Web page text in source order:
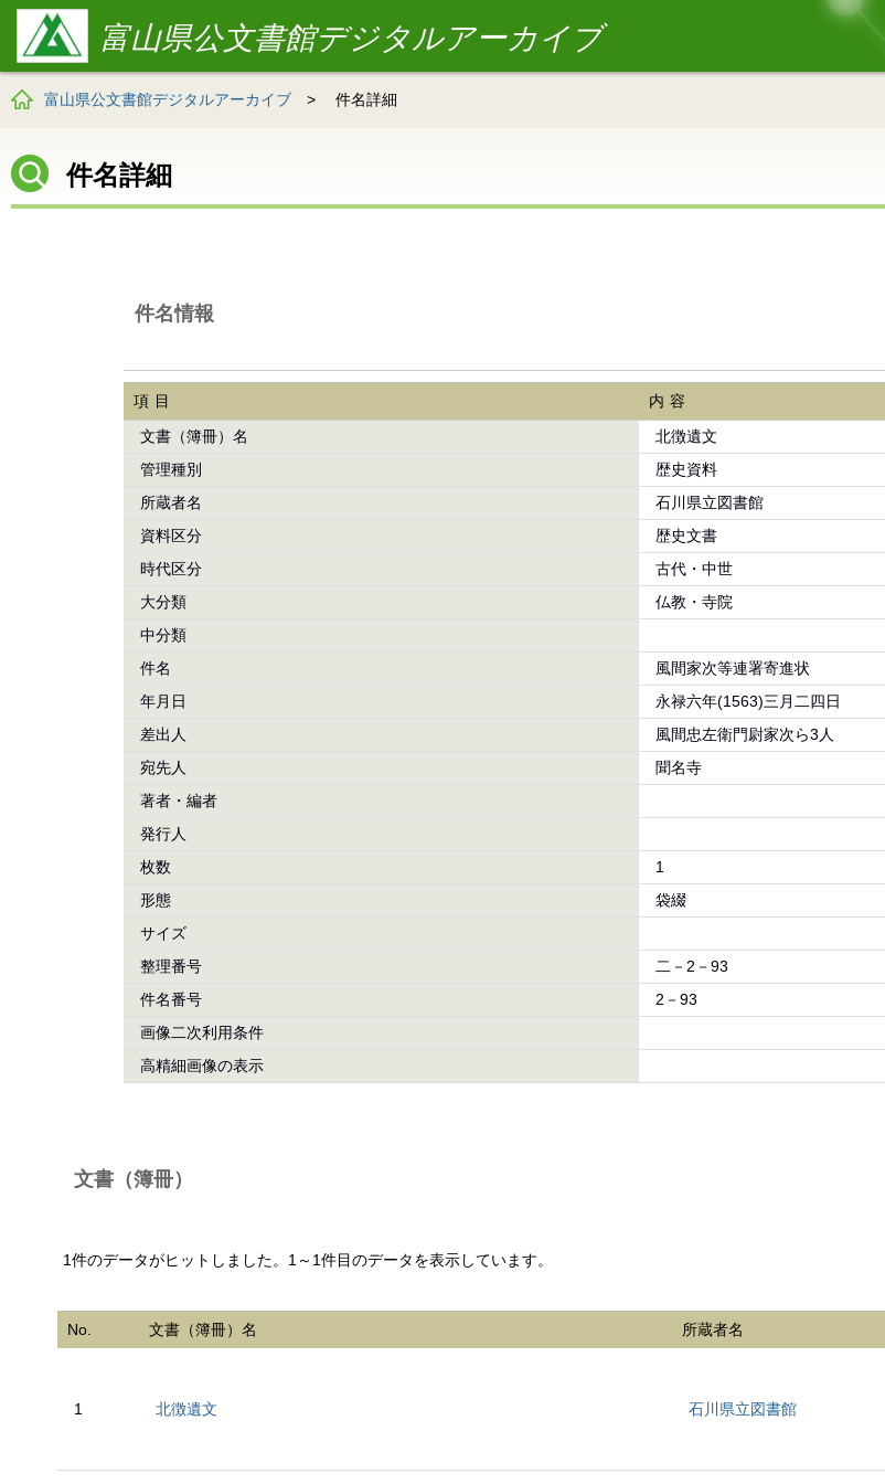
富山県公文書館デジタルアーカイブ
富山県公文書館デジタルアーカイブ > 件名詳細
件名詳細
件名情報
項目
内容
文書（簿冊）名
北徴遺文
管理種別
歴史資料
所蔵者名
石川県立図書館
資料区分
歴史文書
時代区分
古代・中世
大分類
仏教・寺院
中分類
件名
風間家次等連署寄進状
年月日
永禄六年(1563)三月二四日
差出人
風間忠左衛門尉家次ら3人
宛先人
聞名寺
著者・編者
発行人
枚数
1
形態
袋綴
サイズ
整理番号
二－2－93
件名番号
2－93
画像二次利用条件
高精細画像の表示
文書（簿冊）
1件のデータがヒットしました。1～1件目のデータを表示しています。
No. 文書（簿冊）名 所蔵者名
1 北徴遺文 石川県立図書館